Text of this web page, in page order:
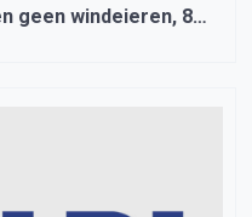
geen windeieren, 80